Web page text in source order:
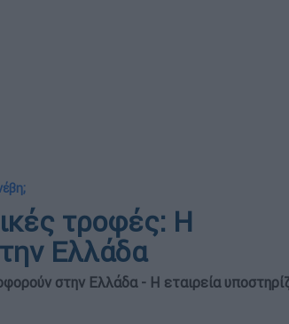
τροφές: Η
Ελλάδα
στην Ελλάδα - Η εταιρεία